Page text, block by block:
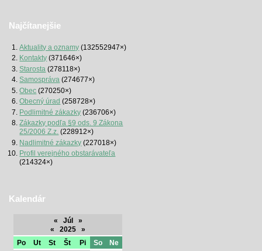
Najčítanejšie
Aktuality a oznamy (132552947×)
Kontakty (371646×)
Starosta (278118×)
Samospráva (274677×)
Obec (270250×)
Obecný úrad (258728×)
Podlimitné zákazky (236706×)
Zákazky podľa §9 ods. 9 Zákona
25/2006 Z.z. (228912×)
Nadlimitné zákazky (227018×)
Profil verejného obstarávateľa
(214324×)
Kalendár
« Júl
»
«
2025
»
Po
Ut St Št Pi So
Ne